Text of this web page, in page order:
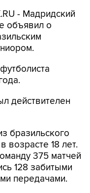
- Мадридский
объявил о
действителен
бразильского
возрасте 18 лет.
375 матчей
128 забитыми
передачами.